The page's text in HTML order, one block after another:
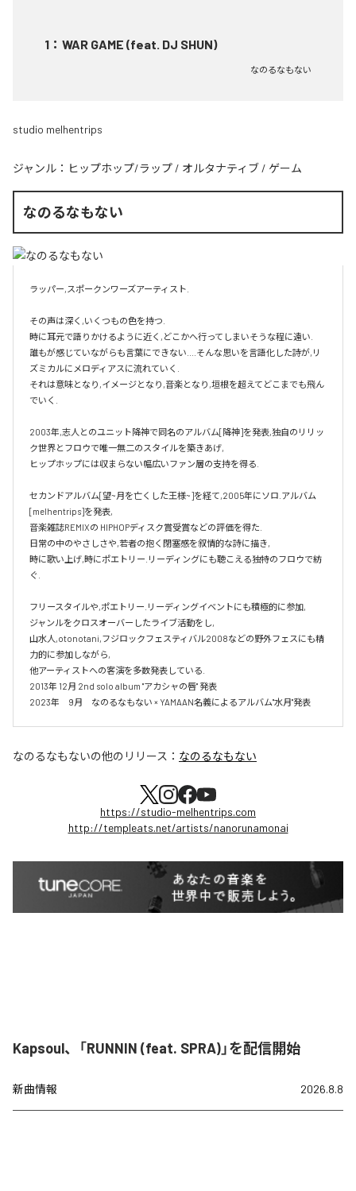
1 ： WAR GAME (feat. DJ SHUN)
なのるなもない
studio melhentrips
ジャンル： ヒップホップ/ラップ / オルタナティブ / ゲーム
なのるなもない
ラッパー,スポークンワーズアーティスト.
その声は深く,いくつもの色を持つ.
時に耳元で語りかけるように近く,どこかへ行ってしまいそうな程に遠い.
誰もが感じていながらも言葉にできない....そんな思いを言語化した詩が,リ
ズミカルにメロディアスに流れていく.
それは意味となり,イメージとなり,音楽となり,垣根を超えてどこまでも飛ん
でいく.
2003年,志人とのユニット降神で同名のアルバム[降神]を発表,独自のリリッ
ク世界とフロウで唯一無二のスタイルを築きあげ,
ヒップホップには収まらない幅広いファン層の支持を得る.
セカンドアルバム[望~月を亡くした王様~]を経て,2005年にソロ.アルバム
[melhentrips]を発表,
音楽雑誌REMIXの HIPHOPディスク賞受賞などの評価を得た.
日常の中のやさしさや,若者の抱く閉塞感を叙情的な詩に描き,
時に歌い上げ,時にポエトリー.リーディングにも聴こえる独特のフロウで紡
ぐ.
フリースタイルや,ポエトリー.リーディングイベントにも積極的に参加,
ジャンルをクロスオーバーしたライブ活動をし,
山水人,otonotani,フジロックフェスティバル2008などの野外フェスにも精
力的に参加しながら,
他アーティストへの客演を多数発表している.
2013年 12月 2nd solo album "アカシャの唇" 発表
2023年　9月　なのるなもない × YAMAAN名義によるアルバム"水月"発表
なのるなもないの他のリリース： なのるなもない
https://studio-melhentrips.com
http://templeats.net/artists/nanorunamonai
Kapsoul、「RUNNIN (feat. SPRA)」を配信開始
新曲情報 2026.8.8